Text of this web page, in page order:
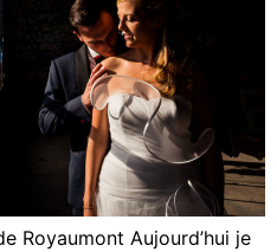
Royaumont Aujourd’hui je